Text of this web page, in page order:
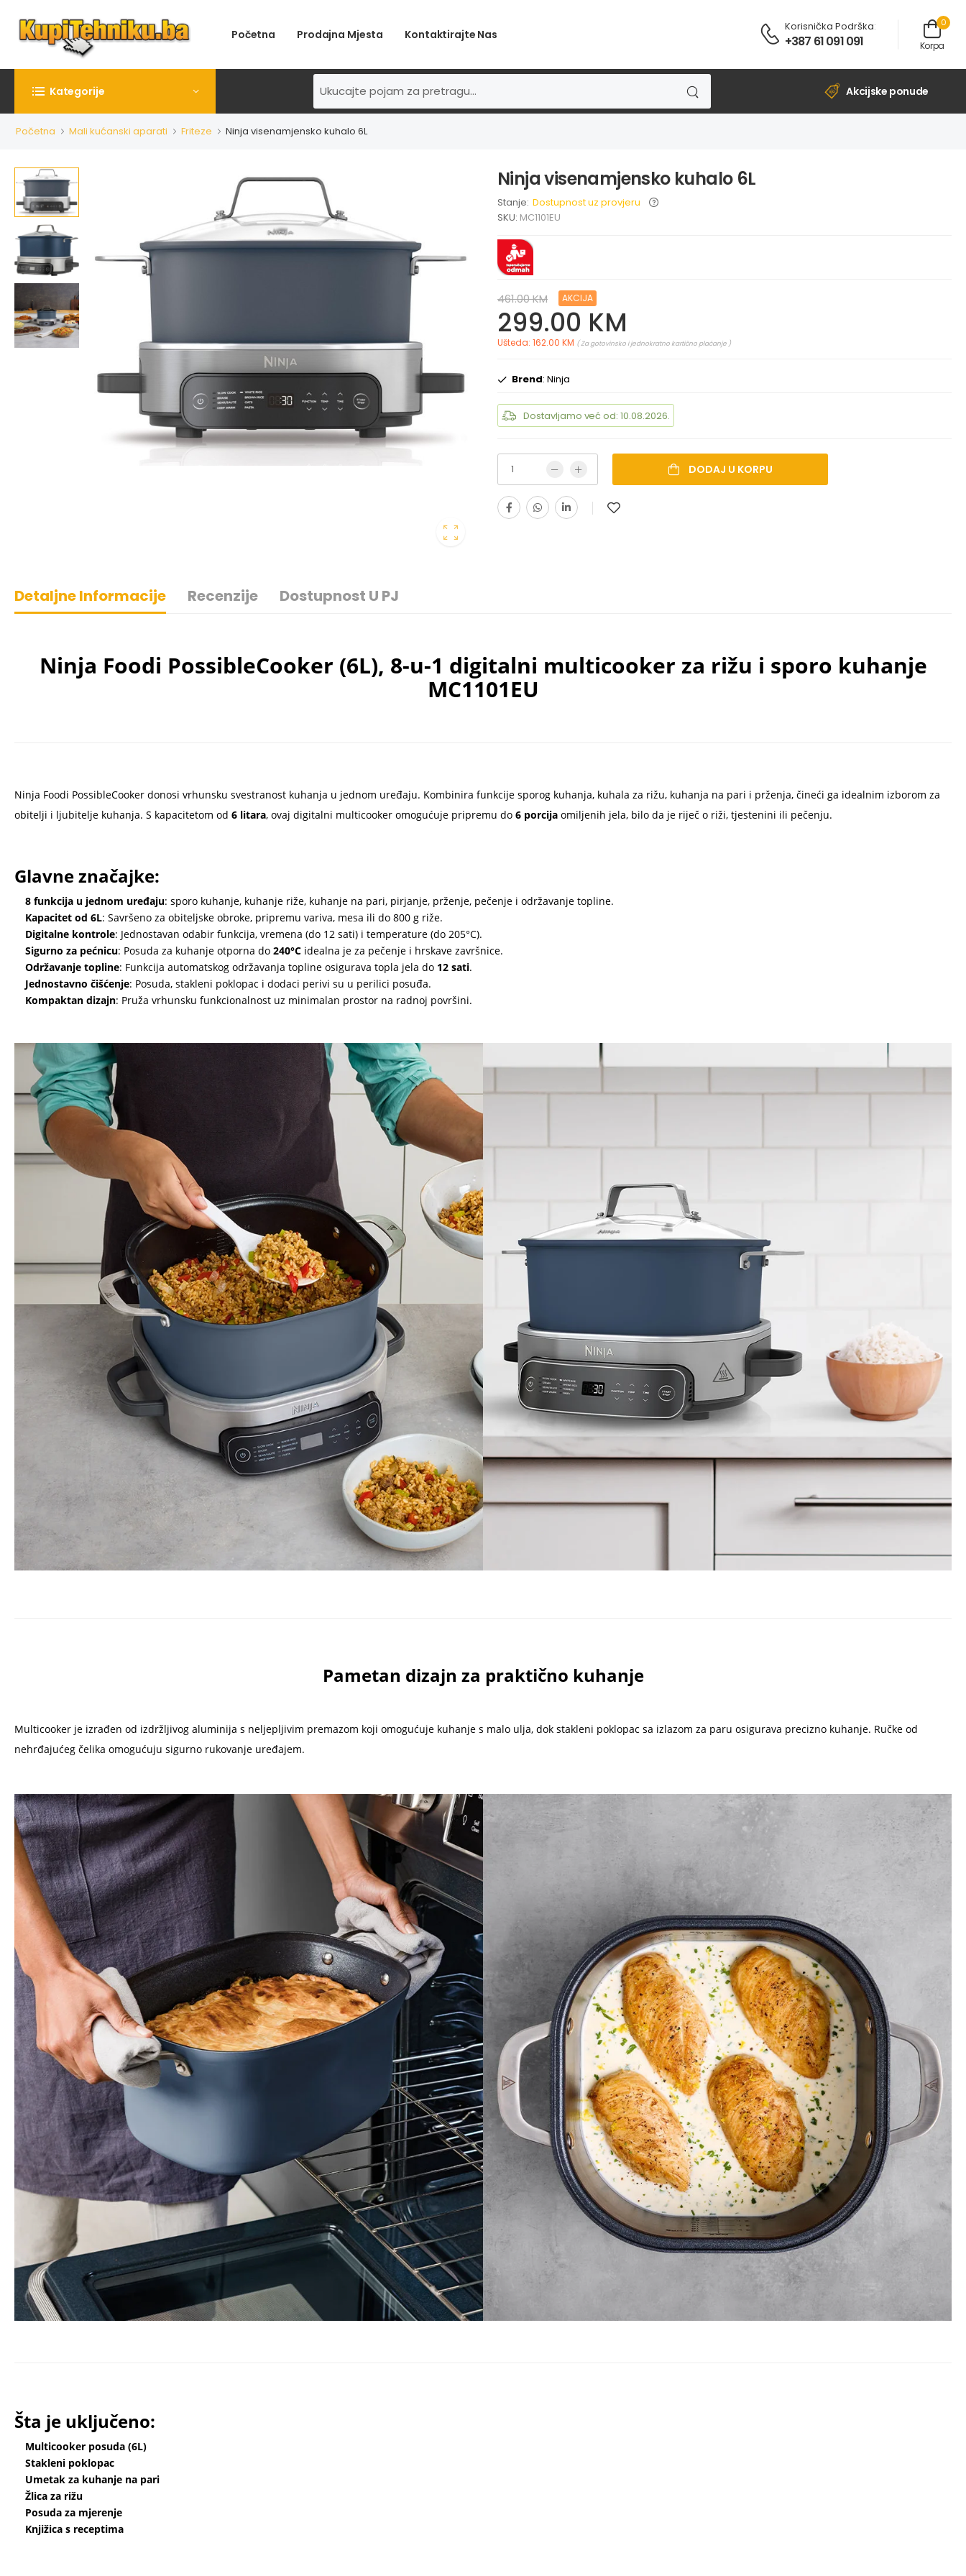
Početna Prodajna Mjesta Kontaktirajte Nas
Korisnička Podrška:
+387 61 091 091
0
Korpa
Kategorije Akcijske ponude
Početna Mali kućanski aparati Friteze Ninja visenamjensko kuhalo 6L
Ninja visenamjensko kuhalo 6L
Stanje: Dostupnost uz provjeru
SKU: MC1101EU
461.00 KM AKCIJA
299.00 KM
Ušteda: 162.00 KM ( Za gotovinsko i jednokratno kartično plaćanje )
Brend: Ninja
Dostavljamo već od: 10.08.2026.
DODAJ U KORPU
Detaljne Informacije Recenzije Dostupnost U PJ
Ninja Foodi PossibleCooker (6L), 8-u-1 digitalni multicooker za rižu i sporo kuhanje
MC1101EU
Ninja Foodi PossibleCooker donosi vrhunsku svestranost kuhanja u jednom uređaju. Kombinira funkcije sporog kuhanja, kuhala za rižu, kuhanja na pari i prženja, čineći ga idealnim izborom za
obitelji i ljubitelje kuhanja. S kapacitetom od 6 litara, ovaj digitalni multicooker omogućuje pripremu do 6 porcija omiljenih jela, bilo da je riječ o riži, tjestenini ili pečenju.
Glavne značajke:
8 funkcija u jednom uređaju: sporo kuhanje, kuhanje riže, kuhanje na pari, pirjanje, prženje, pečenje i održavanje topline.
Kapacitet od 6L: Savršeno za obiteljske obroke, pripremu variva, mesa ili do 800 g riže.
Digitalne kontrole: Jednostavan odabir funkcija, vremena (do 12 sati) i temperature (do 205°C).
Sigurno za pećnicu: Posuda za kuhanje otporna do 240°C idealna je za pečenje i hrskave završnice.
Održavanje topline: Funkcija automatskog održavanja topline osigurava topla jela do 12 sati.
Jednostavno čišćenje: Posuda, stakleni poklopac i dodaci perivi su u perilici posuđa.
Kompaktan dizajn: Pruža vrhunsku funkcionalnost uz minimalan prostor na radnoj površini.
Pametan dizajn za praktično kuhanje
Multicooker je izrađen od izdržljivog aluminija s neljepljivim premazom koji omogućuje kuhanje s malo ulja, dok stakleni poklopac sa izlazom za paru osigurava precizno kuhanje. Ručke od
nehrđajućeg čelika omogućuju sigurno rukovanje uređajem.
Šta je uključeno:
Multicooker posuda (6L)
Stakleni poklopac
Umetak za kuhanje na pari
Žlica za rižu
Posuda za mjerenje
Knjižica s receptima